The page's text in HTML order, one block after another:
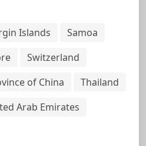
Islands
Samoa
Switzerland
of China
Thailand
Arab Emirates